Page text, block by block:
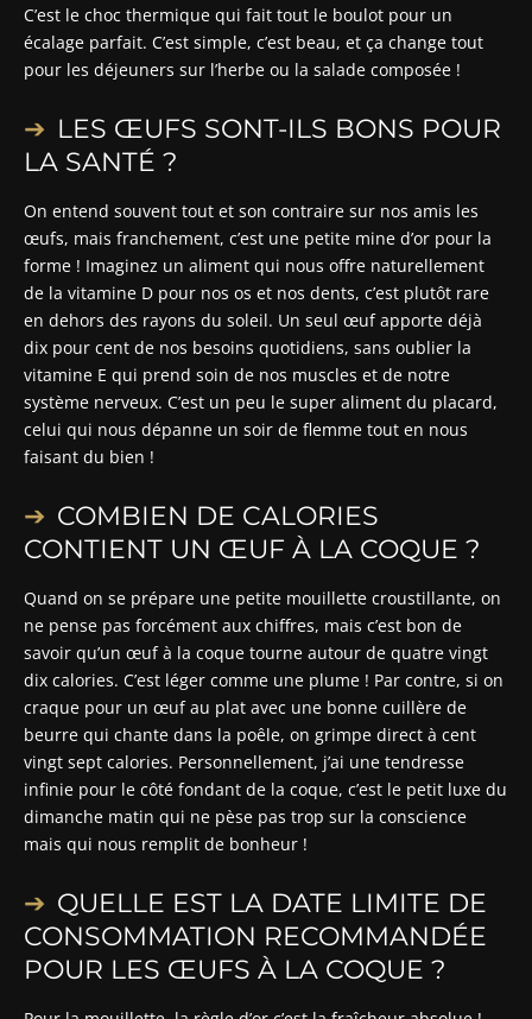
C’est le choc thermique qui fait tout le boulot pour un
écalage parfait. C’est simple, c’est beau, et ça change tout
pour les déjeuners sur l’herbe ou la salade composée !
LES ŒUFS SONT-ILS BONS POUR
LA SANTÉ ?
On entend souvent tout et son contraire sur nos amis les
œufs, mais franchement, c’est une petite mine d’or pour la
forme ! Imaginez un aliment qui nous offre naturellement
de la vitamine D pour nos os et nos dents, c’est plutôt rare
en dehors des rayons du soleil. Un seul œuf apporte déjà
dix pour cent de nos besoins quotidiens, sans oublier la
vitamine E qui prend soin de nos muscles et de notre
système nerveux. C’est un peu le super aliment du placard,
celui qui nous dépanne un soir de flemme tout en nous
faisant du bien !
COMBIEN DE CALORIES
CONTIENT UN ŒUF À LA COQUE ?
Quand on se prépare une petite mouillette croustillante, on
ne pense pas forcément aux chiffres, mais c’est bon de
savoir qu’un œuf à la coque tourne autour de quatre vingt
dix calories. C’est léger comme une plume ! Par contre, si on
craque pour un œuf au plat avec une bonne cuillère de
beurre qui chante dans la poêle, on grimpe direct à cent
vingt sept calories. Personnellement, j’ai une tendresse
infinie pour le côté fondant de la coque, c’est le petit luxe du
dimanche matin qui ne pèse pas trop sur la conscience
mais qui nous remplit de bonheur !
QUELLE EST LA DATE LIMITE DE
CONSOMMATION RECOMMANDÉE
POUR LES ŒUFS À LA COQUE ?